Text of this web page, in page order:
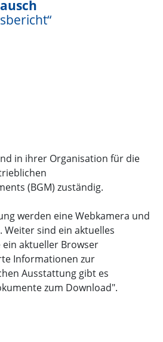
in ihrer Organisation für die
(BGM) zuständig.
werden eine Webkamera und
sind ein aktuelles
aktueller Browser
Informationen zur
Ausstattung gibt es
zum Download".